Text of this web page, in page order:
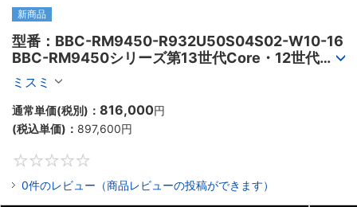
新商品
型番：BBC-RM9450-R932U50S04S02-W10-16
BBC-RM9450シリーズ第13世代Core・12世代
Celeron対応ラックマウント4PCIe
ミスミ
通常単価(税別)： 816,000円
(税込単価)： 897,600円
0件のレビュー（商品レビューの投稿ができます）